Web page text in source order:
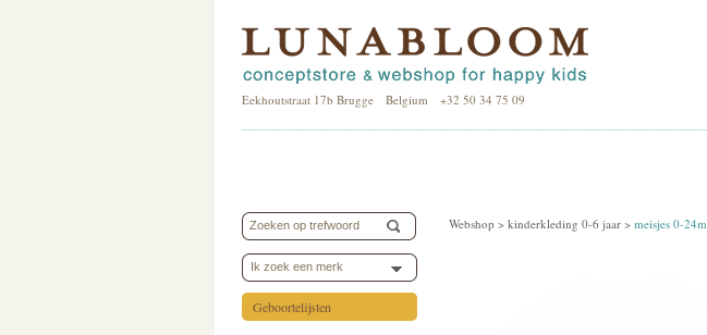
Eekhoutstraat 17b Brugge Belgium +32 50 34 75 09
Ik zoek een merk
Geboortelijsten
Webshop > kinderkleding 0-6 jaar > meisjes 0-24m